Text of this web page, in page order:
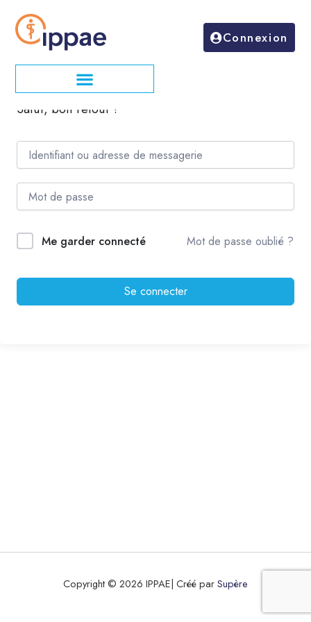
contenu
Connexion
Salut, bon retour !
Me garder connecté Mot de passe oublié ?
Se connecter
Copyright © 2026 IPPAE| Créé parSupère